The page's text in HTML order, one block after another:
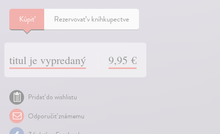
Kúpiť Rezervovať v kníhkupectve
titul je vypredaný 9,95 €
Pridať do wishlistu
Odporučiť známemu